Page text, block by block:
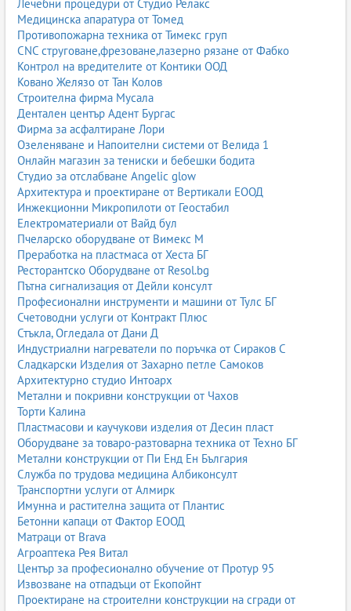
Лечебни процедури от Студио Релакс
Медицинска апаратура от Томед
Противопожарна техника от Тимекс груп
CNC струговане,фрезоване,лазерно рязане от Фабко
Контрол на вредителите от Контики ООД
Ковано Желязо от Тан Колов
Строителна фирма Мусала
Дентален център Адент Бургас
Фирма за асфалтиране Лори
Озеленяване и Напоителни системи от Велида 1
Онлайн магазин за тениски и бебешки бодита
Студио за отслабване Angelic glow
Архитектура и проектиране от Вертикали ЕООД
Инжекционни Микропилоти от Геостабил
Електроматериали от Вайд бул
Пчеларско оборудване от Вимекс М
Преработка на пластмаса от Хеста БГ
Ресторантско Оборудване от Resol.bg
Пътна сигнализация от Дейли консулт
Професионални инструменти и машини от Тулс БГ
Счетоводни услуги от Контракт Плюс
Стъкла, Огледала от Дани Д
Индустриални нагреватели по поръчка от Сираков С
Сладкарски Изделия от Захарно петле Самоков
Архитектурно студио Интоарх
Метални и покривни конструкции от Чахов
Торти Калина
Пластмасови и каучукови изделия от Десин пласт
Оборудване за товаро-разтоварна техника от Техно БГ
Метални конструкции от Пи Енд Ен България
Служба по трудова медицина Албиконсулт
Транспортни услуги от Алмирк
Имунна и растителна защита от Плантис
Бетонни капаци от Фактор ЕООД
Матраци от Brava
Агроаптека Рея Витал
Център за професионално обучение от Протур 95
Извозване на отпадъци от Екопойнт
Проектиране на строителни конструкции на сгради от